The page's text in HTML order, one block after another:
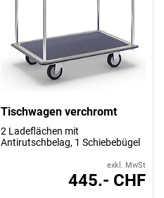
Tischwagen verchromt
2 Ladeflächen mit
Antirutschbelag, 1 Schiebebügel
exkl. MwSt
445.- CHF